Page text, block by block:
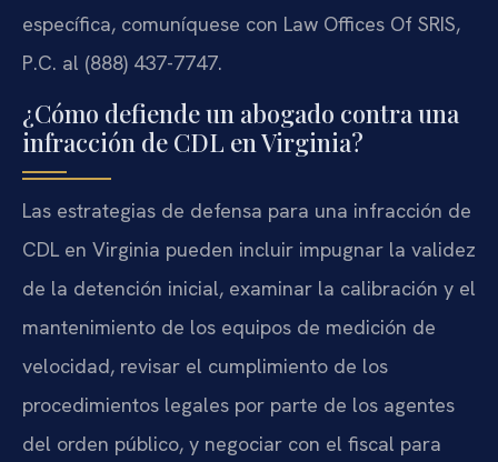
específica, comuníquese con Law Offices Of SRIS,
P.C. al (888) 437-7747.
¿Cómo defiende un abogado contra una
infracción de CDL en Virginia?
Las estrategias de defensa para una infracción de
CDL en Virginia pueden incluir impugnar la validez
de la detención inicial, examinar la calibración y el
mantenimiento de los equipos de medición de
velocidad, revisar el cumplimiento de los
procedimientos legales por parte de los agentes
del orden público, y negociar con el fiscal para